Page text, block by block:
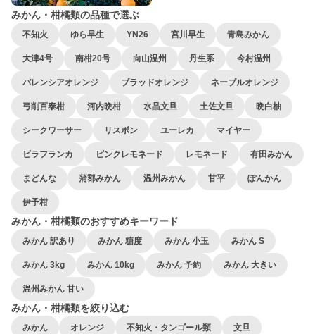
みかん・柑橘類の品種で選ぶ
不知火 ゆら早生 YN26 宮川早生 青島みかん
大津4号 南柑20号 向山温州 丹生系 今村温州
バレンシアオレンジ ブラッドオレンジ ネーブルオレンジ
弓削百泰柑 河内晩柑 水晶文旦 土佐文旦 晩白柚
シークワーサー リスボン ユーレカ マイヤー
ビラフランカ ピンクレモネード レモネード 有田みかん
まどんな 蒲郡みかん 温州みかん 甘平 ぽんかん
伊予柑
みかん・柑橘類のおすすめキーワード
みかん 訳あり みかん 糖度 みかん 小玉 みかん S
みかん 3kg みかん 10kg みかん 予約 みかん 大きい
温州みかん 甘い
みかん・柑橘類を絞り込む
みかん オレンジ 不知火・タンゴール類 文旦